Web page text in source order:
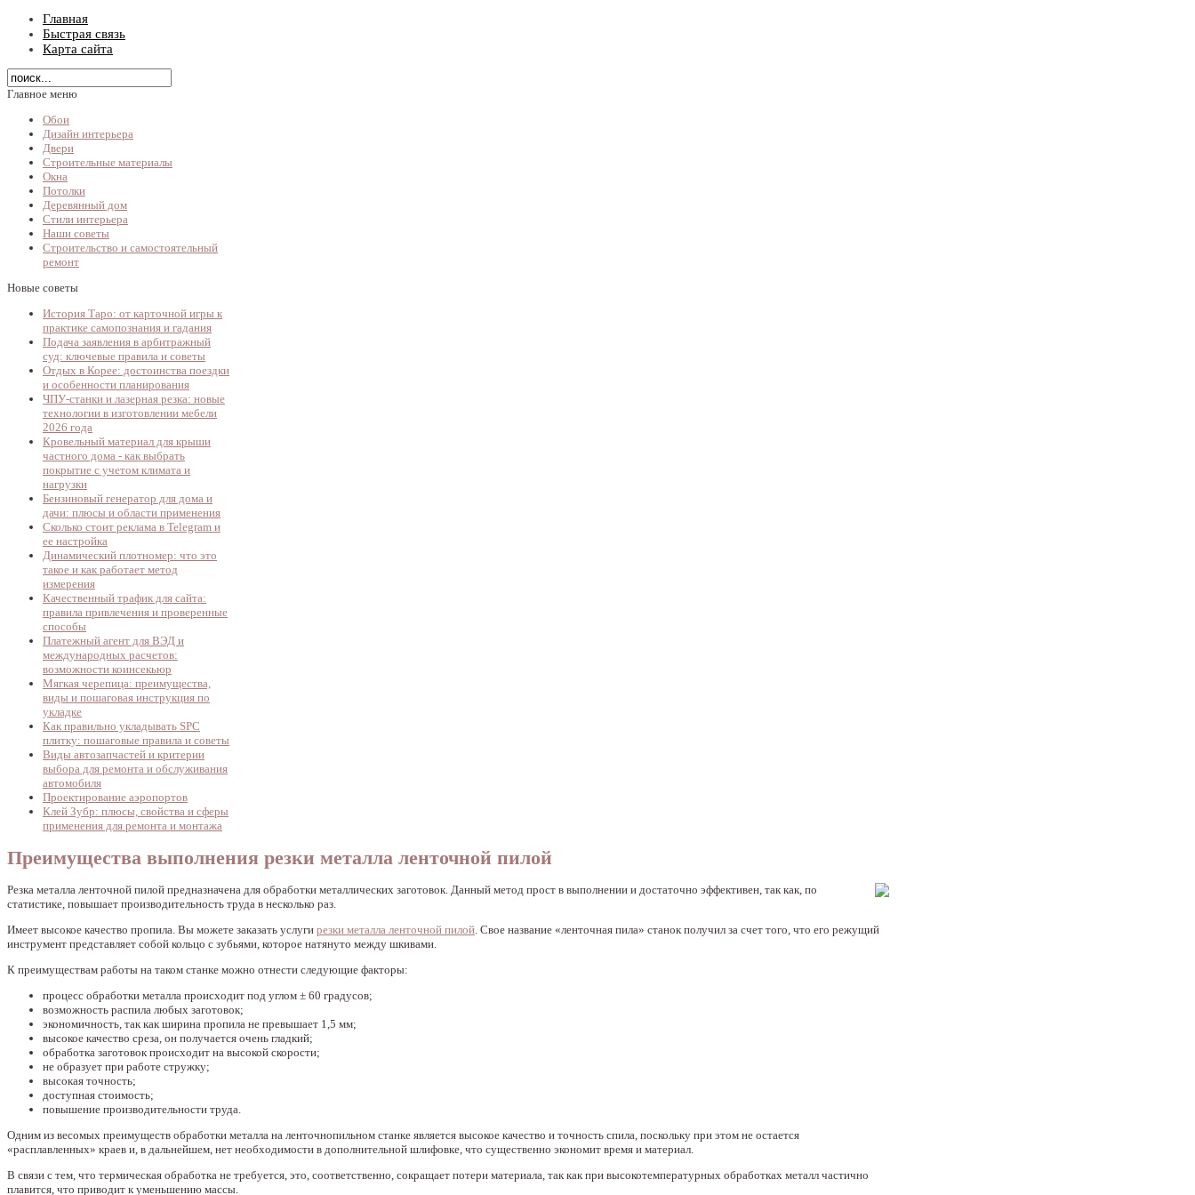
Главная
Быстрая связь
Карта сайта
Главное меню
Обои
Дизайн интерьера
Двери
Строительные материалы
Окна
Потолки
Деревянный дом
Стили интерьера
Наши советы
Строительство и самостоятельный
ремонт
Новые советы
История Таро: от карточной игры к
практике самопознания и гадания
Подача заявления в арбитражный
суд: ключевые правила и советы
Отдых в Корее: достоинства поездки
и особенности планирования
ЧПУ-станки и лазерная резка: новые
технологии в изготовлении мебели
2026 года
Кровельный материал для крыши
частного дома - как выбрать
покрытие с учетом климата и
нагрузки
Бензиновый генератор для дома и
дачи: плюсы и области применения
Сколько стоит реклама в Telegram и
ее настройка
Динамический плотномер: что это
такое и как работает метод
измерения
Качественный трафик для сайта:
правила привлечения и проверенные
способы
Платежный агент для ВЭД и
международных расчетов:
возможности коинсекьюр
Мягкая черепица: преимущества,
виды и пошаговая инструкция по
укладке
Как правильно укладывать SPC
плитку: пошаговые правила и советы
Виды автозапчастей и критерии
выбора для ремонта и обслуживания
автомобиля
Проектирование аэропортов
Клей Зубр: плюсы, свойства и сферы
применения для ремонта и монтажа
Преимущества выполнения резки металла ленточной пилой
Резка металла ленточной пилой предназначена для обработки металлических заготовок. Данный метод прост в выполнении и достаточно эффективен, так как, по
статистике, повышает производительность труда в несколько раз.
Имеет высокое качество пропила. Вы можете заказать услуги резки металла ленточной пилой . Свое название «ленточная пила» станок получил за счет того, что его режущий
инструмент представляет собой кольцо с зубьями, которое натянуто между шкивами.
К преимуществам работы на таком станке можно отнести следующие факторы:
процесс обработки металла происходит под углом ± 60 градусов;
возможность распила любых заготовок;
экономичность, так как ширина пропила не превышает 1,5 мм;
высокое качество среза, он получается очень гладкий;
обработка заготовок происходит на высокой скорости;
не образует при работе стружку;
высокая точность;
доступная стоимость;
повышение производительности труда.
Одним из весомых преимуществ обработки металла на ленточнопильном станке является высокое качество и точность спила, поскольку при этом не остается
«расплавленных» краев и, в дальнейшем, нет необходимости в дополнительной шлифовке, что существенно экономит время и материал.
В связи с тем, что термическая обработка не требуется, это, соответственно, сокращает потери материала, так как при высокотемпературных обработках металл частично
плавится, что приводит к уменьшению массы.